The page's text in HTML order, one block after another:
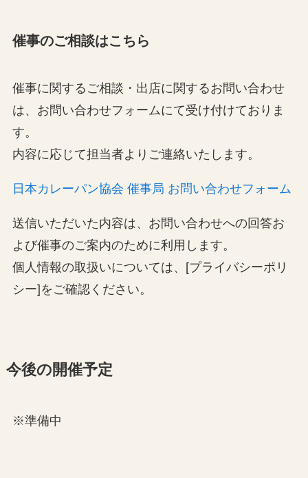
催事のご相談はこちら
催事に関するご相談・出店に関するお問い合わせ
は、お問い合わせフォームにて受け付けておりま
す。
内容に応じて担当者よりご連絡いたします。
日本カレーパン協会 催事局 お問い合わせフォーム
送信いただいた内容は、お問い合わせへの回答お
よび催事のご案内のために利用します。
個人情報の取扱いについては、[プライバシーポリ
シー]をご確認ください。
今後の開催予定
※準備中